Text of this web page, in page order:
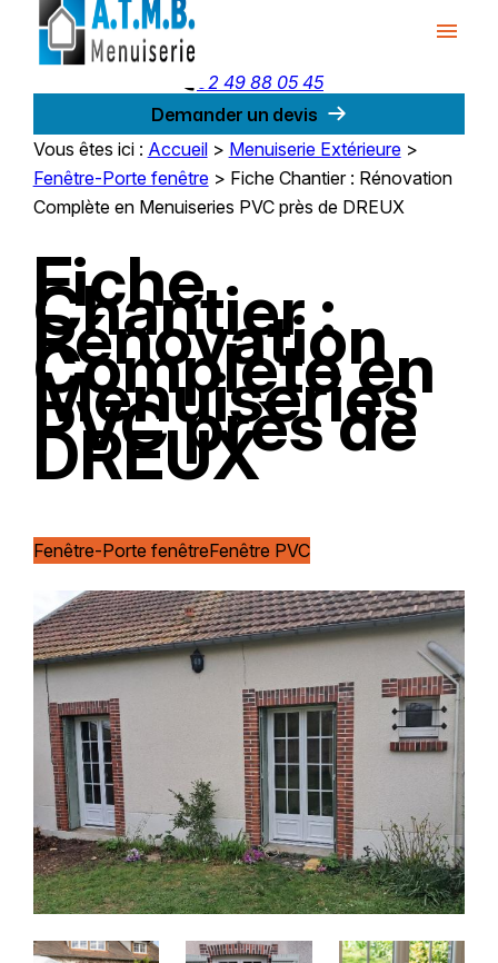
menu
phone 02 49 88 05 45
Demander un devis
Vous êtes ici : Accueil> Menuiserie Extérieure>
Fenêtre-Porte fenêtre> Fiche Chantier : Rénovation
Complète en Menuiseries PVC près de DREUX
Fiche
Chantier :
Rénovation
Complète en
Menuiseries
PVC près de
DREUX
Fenêtre-Porte fenêtreFenêtre PVC
Panneau de gestion des cookies